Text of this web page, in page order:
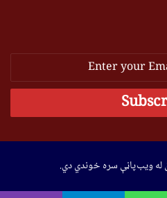
ویب‌پاڼې سره خوندي دي.